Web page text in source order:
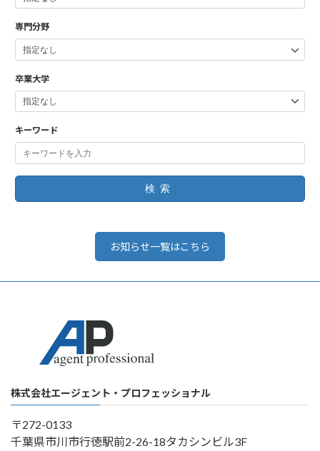
専門分野
卒業大学
キーワード
検索
お知らせ一覧はこちら
株式会社エージェント・プロフェッショナル
〒272-0133
千葉県市川市行徳駅前2-26-18タカシンビル3F